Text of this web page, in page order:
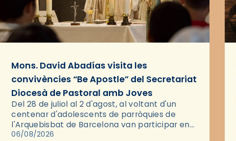
Mons. David Abadías visita les
convivències “Be Apostle” del Secretariat
Diocesà de Pastoral amb Joves
Del 28 de juliol al 2 d'agost, al voltant d'un
centenar d'adolescents de parròquies de
l'Arquebisbat de Barcelona van participar en
les convivències Be Apostle, organitzades pel
06/08/2026